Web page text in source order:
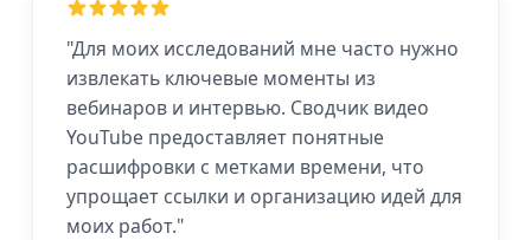
"Для моих исследований мне часто нужно
извлекать ключевые моменты из
вебинаров и интервью. Сводчик видео
YouTube предоставляет понятные
расшифровки с метками времени, что
упрощает ссылки и организацию идей для
моих работ."